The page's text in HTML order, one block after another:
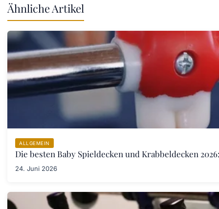
Ähnliche Artikel
ALLGEMEIN
Die besten Baby Spieldecken und Krabbeldecken
24. Juni 2026